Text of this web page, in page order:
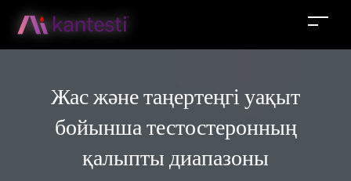
Жас және таңертеңгі уақыт
бойынша тестостеронның
қалыпты диапазоны